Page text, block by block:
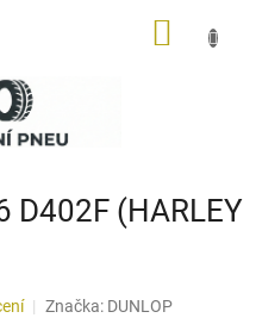
D402F (HARLEY
Značka: DUNLOP